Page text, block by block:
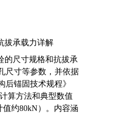
拔承载力详解
的尺寸规格和抗拔承
尺寸等参数，并依据
后锚固技术规程》
算方法和典型数值
值约80kN）。内容涵